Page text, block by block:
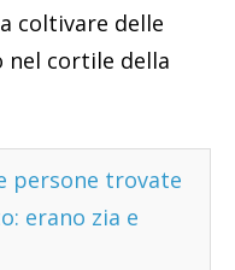
coltivare delle
cortile della
persone trovate
erano zia e